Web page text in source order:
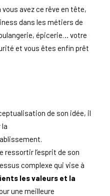
avez ce rêve en tête,
dans les métiers de
épicerie… votre
et vous êtes enfin prêt
de son idée, il
ressortir l’esprit de son
complexe qui vise à
les valeurs et la
une meilleure